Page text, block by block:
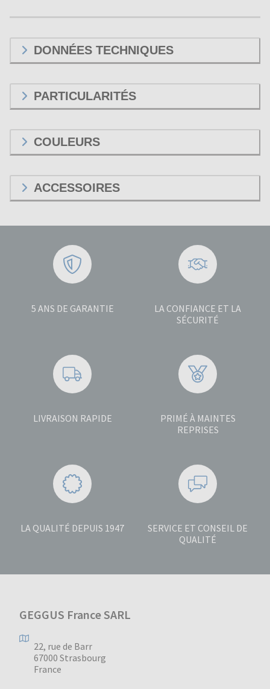
DONNÉES TECHNIQUES
PARTICULARITÉS
COULEURS
ACCESSOIRES
5 ANS DE GARANTIE
LA CONFIANCE ET LA
SÉCURITÉ
LIVRAISON RAPIDE
PRIMÉ À MAINTES
REPRISES
LA QUALITÉ DEPUIS 1947
SERVICE ET CONSEIL DE
QUALITÉ
GEGGUS France SARL
22, rue de Barr
67000 Strasbourg
France